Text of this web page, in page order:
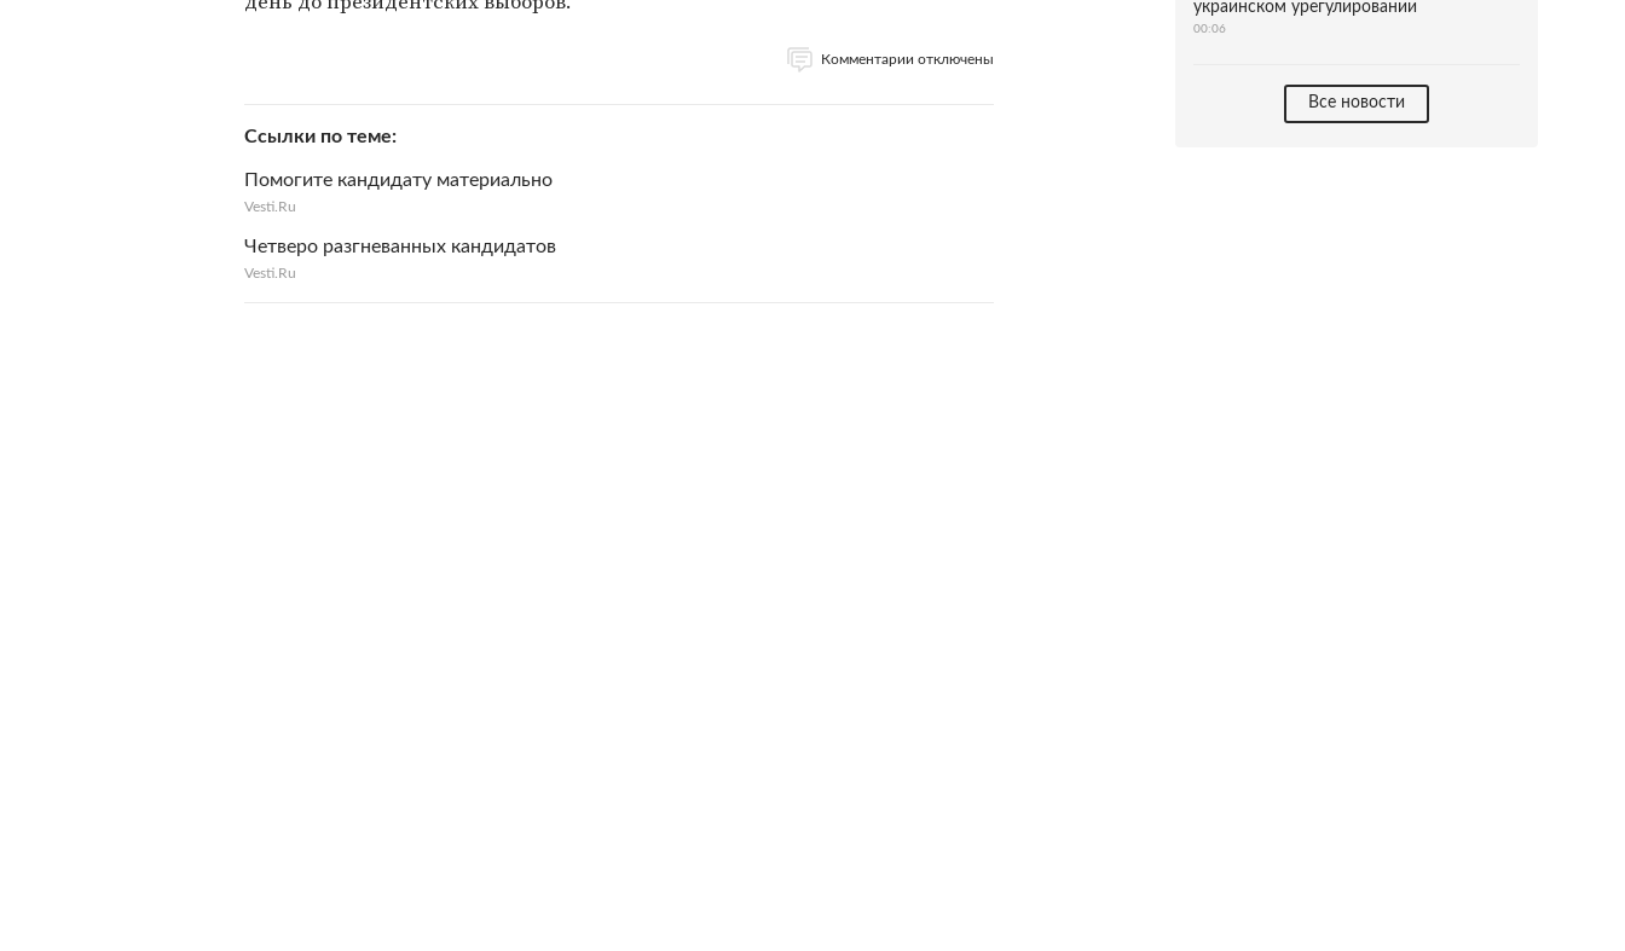
Комментарии отключены
Ссылки по теме
Помогите кандидату материально
Vesti.Ru
Четверо разгневанных кандидатов
Vesti.Ru
украинском урегулировании
00:06
Все новости